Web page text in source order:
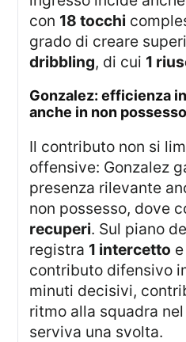
con 18 tocchi
grado di creare
dribbling, di cui 1
gonzalez: efficienza in attacco e apporto
anche in non possesso
Il contributo non si limita alle azioni
offensive: Gonzalez
presenza rilevante
non possesso, dove
recuperi. Sul piano
registra 1 intercetto
contributo difensivo
minuti decisivi,
ritmo alla squadra
serviva una svolta.